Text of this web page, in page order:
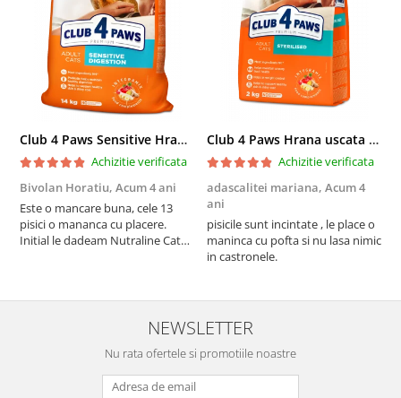
Club 4 Paws Sensitive Hrana uscata pisici adulte, 14kg
Achizitie verificata
Bivolan Horatiu, Acum 4 ani
Este o mancare buna, cele 13
pisici o mananca cu placere.
Initial le dadeam Nutraline Cat
nu o mananca cu placere. Eu
sunt multumit si voi continua cu
Club 4 Paws Hrana uscata pisici sterilizate, 2kg
Achizitie verificata
adascalitei mariana, Acum 4
ani
pisicile sunt incintate , le place o
maninca cu pofta si nu lasa nimic
in castronele.
NEWSLETTER
Nu rata ofertele si promotiile noastre